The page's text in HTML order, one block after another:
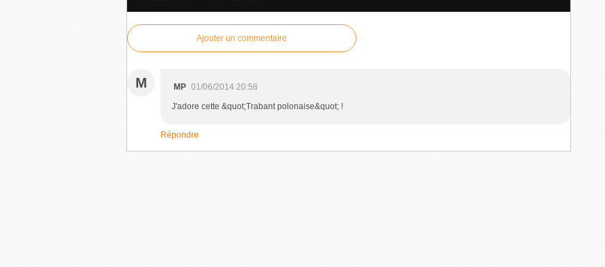
Ajouter un commentaire
M MP 01/06/2014 20:58
J'adore cette &quot;Trabant polonaise&quot; !
Répondre